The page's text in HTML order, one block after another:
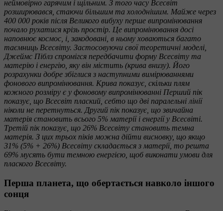
неймовірно гарячим і щільним. З того часу Всесвіт
розширювався, стаючи більшим та холоднішим. Майже через
400 000 років після Великого вибуху перше випромінювання
почало рухатися крізь простір. Це випромінювання досі
наповнює космос, і, закодовані, в ньому ховаються багато
таємниць Всесвіту. Застосовуючи свої теоретичні моделі,
Джеймс Піблз спромігся передбачити форму Всесвіту та
матерію і енергію, яку він містить (крива внизу). Його
розрахунки добре збіглися з наступними вимірюваннями
фонового випромінювання. Крива показує, скільки плям
кожного розміру є у фоновому випромінюванні Перший пік
показує, що Всесвіт плаский, себто що дві паралельні лінії
ніколи не перетнуться. Другий пік показує, що звичайна
матерія становить всього 5% матерії і енергії у Всесвіті.
Третій пік показує, що 26% Всесвіту становить темна
матерія. З цих трьох піків можна дійти висновку, що якщо
31% (5% + 26%) Всесвіту складається з матерії, то решта
69% мусять бути темною енергією, щоб виконати умови для
плаского Всесвіту.
Перша планета, що обертається навколо іншого
сонця